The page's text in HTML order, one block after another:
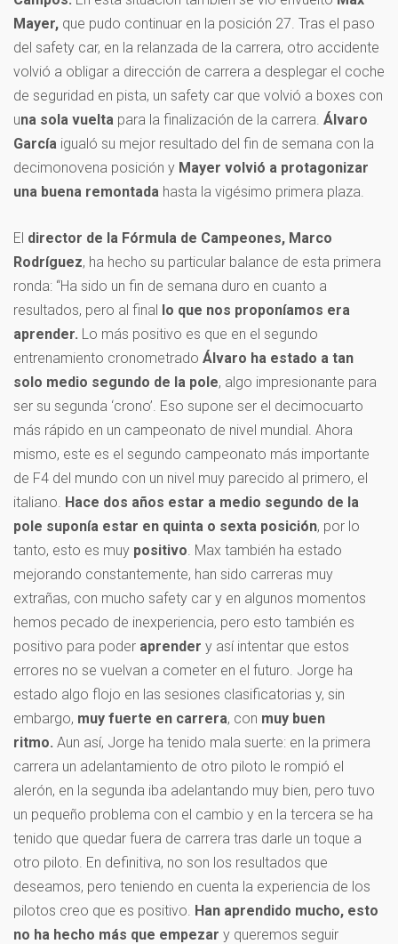
Mayer, que pudo continuar en la posición 27. Tras el paso
del safety car, en la relanzada de la carrera, otro accidente
volvió a obligar a dirección de carrera a desplegar el coche
de seguridad en pista, un safety car que volvió a boxes con
una sola vuelta para la finalización de la carrera. Álvaro
García igualó su mejor resultado del fin de semana con la
decimonovena posición y Mayer volvió a protagonizar
una buena remontada hasta la vigésimo primera plaza.
El director de la Fórmula de Campeones, Marco
Rodríguez, ha hecho su particular balance de esta primera
ronda: “Ha sido un fin de semana duro en cuanto a
resultados, pero al final lo que nos proponíamos era
aprender. Lo más positivo es que en el segundo
entrenamiento cronometrado Álvaro ha estado a tan
solo medio segundo de la pole, algo impresionante para
ser su segunda ‘crono’. Eso supone ser el decimocuarto
más rápido en un campeonato de nivel mundial. Ahora
mismo, este es el segundo campeonato más importante
de F4 del mundo con un nivel muy parecido al primero, el
italiano. Hace dos años estar a medio segundo de la
pole suponía estar en quinta o sexta posición, por lo
tanto, esto es muy positivo. Max también ha estado
mejorando constantemente, han sido carreras muy
extrañas, con mucho safety car y en algunos momentos
hemos pecado de inexperiencia, pero esto también es
positivo para poder aprender y así intentar que estos
errores no se vuelvan a cometer en el futuro. Jorge ha
estado algo flojo en las sesiones clasificatorias y, sin
embargo, muy fuerte en carrera, con muy buen
ritmo. Aun así, Jorge ha tenido mala suerte: en la primera
carrera un adelantamiento de otro piloto le rompió el
alerón, en la segunda iba adelantando muy bien, pero tuvo
un pequeño problema con el cambio y en la tercera se ha
tenido que quedar fuera de carrera tras darle un toque a
otro piloto. En definitiva, no son los resultados que
deseamos, pero teniendo en cuenta la experiencia de los
pilotos creo que es positivo. Han aprendido mucho, esto
no ha hecho más que empezar y queremos seguir